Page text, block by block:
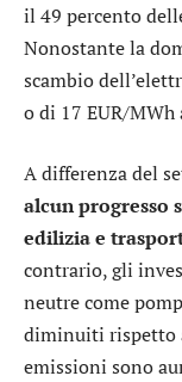
il 49 percento
Nonostante la
scambio
o di 17 EUR/
A differenza del
alcun progresso
edilizia e
contrario, gli
neutre come
diminuiti rispetto
emissioni sono